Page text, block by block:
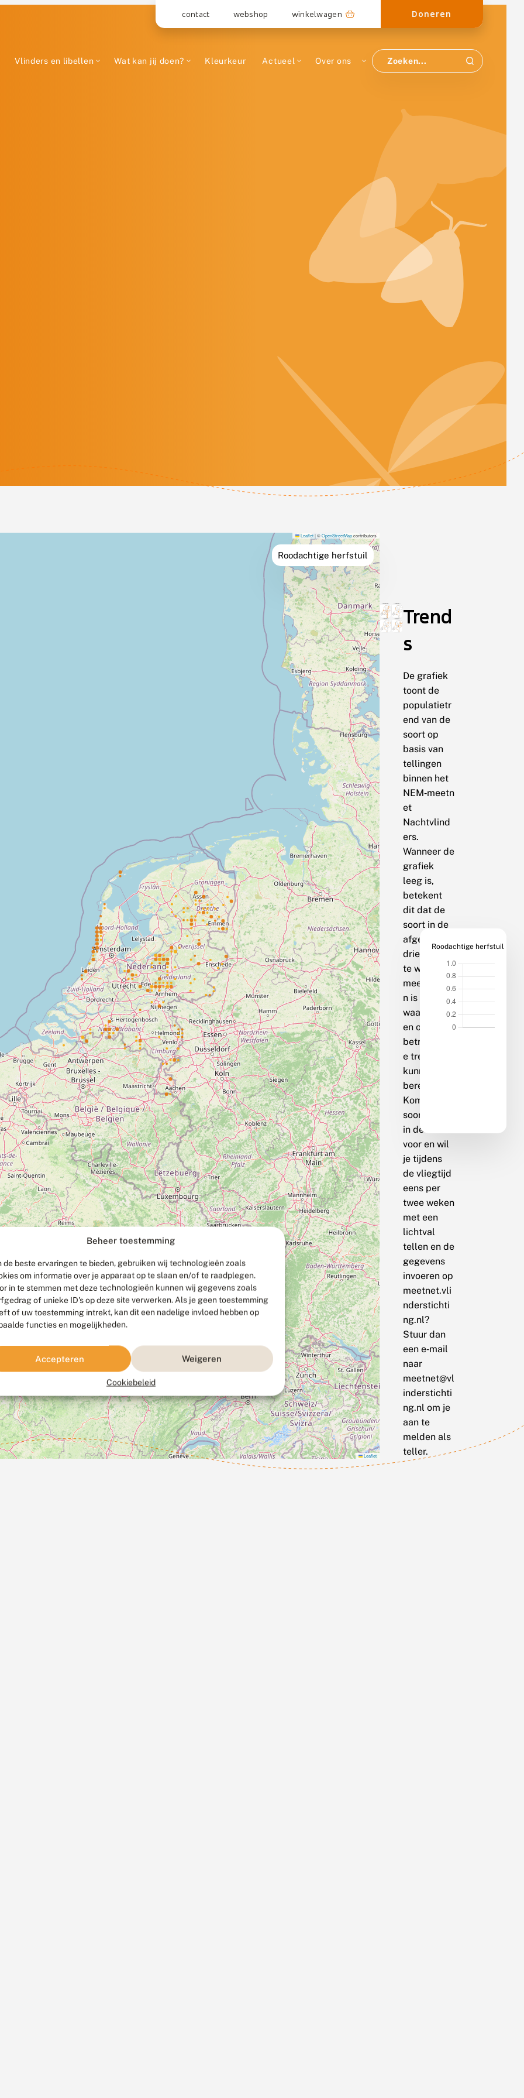
Beheer toestemming
de beste ervaringen te bieden, gebruiken wij technologieën zoals
om informatie over je apparaat op te slaan en/of te raadplegen.
in te stemmen met deze technologieën kunnen wij gegevens zoals
of unieke ID's op deze site verwerken. Als je geen toestemming
of uw toestemming intrekt, kan dit een nadelige invloed hebben op
functies en mogelijkheden.
Accepteren Weigeren
Cookiebeleid
contact webshop winkelwagen Doneren
Vlinders en libellen Wat kan jij doen? Kleurkeur Actueel Over ons
Roodachtige herfstuil
Leaflet|©OpenStreetMapcontributors
Leaflet
Trend
s
De grafiek
toont de
populatietr
end van de
soort op
basis van
tellingen
binnen het
NEM‑meetn
et
Nachtvlind
ers.
Wanneer de
grafiek
leeg is,
betekent
dit dat de
soort in de
afgelopen
drie jaar op
te weinig
meetpunte
n is
waargenom
en om een
betrouwbar
e trend te
kunnen
berekenen.
Komt de
soort bij jou
in de buurt
voor en wil
je tijdens
de vliegtijd
eens per
twee weken
met een
lichtval
tellen en de
gegevens
invoeren op
meetnet.vli
nderstichti
ng.nl?
Stuur dan
een e‑mail
naar
meetnet@vl
inderstichti
ng.nl om je
aan te
melden als
teller.
Roodachtige herfstuil